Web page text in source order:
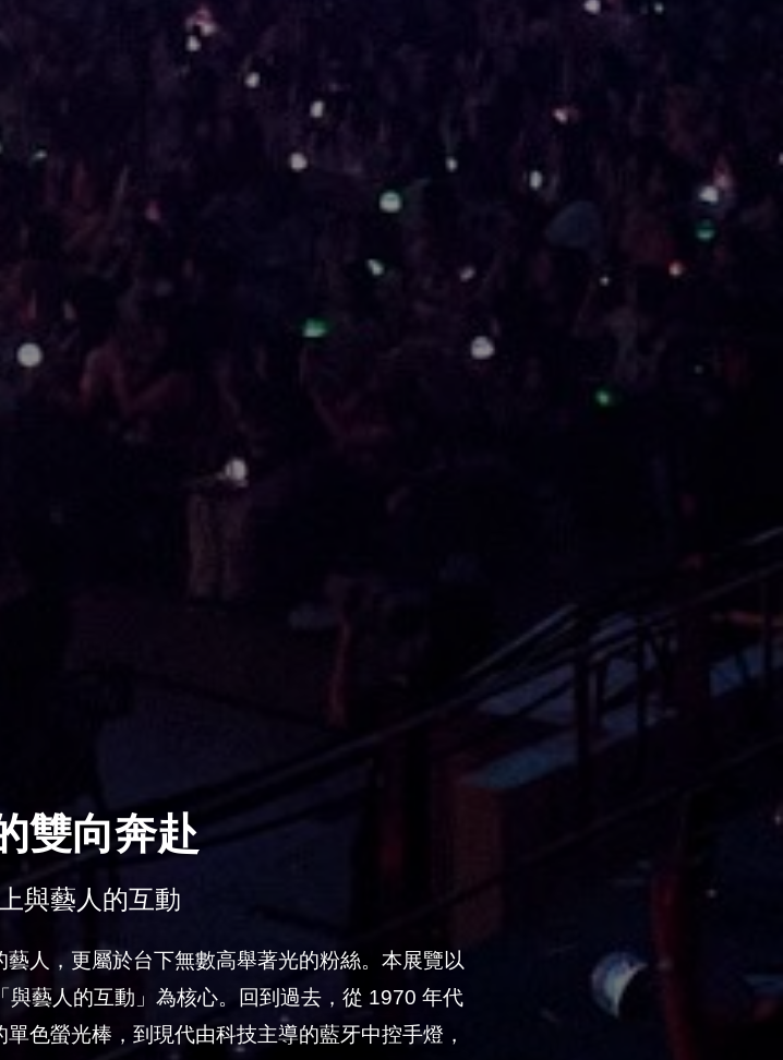
雙向奔赴
與藝人的互動
人，更屬於台下無數高舉著光的粉絲。本展覽以
藝人的互動」為核心。回到過去，從 1970 年代
色螢光棒，到現代由科技主導的藍牙中控手燈，